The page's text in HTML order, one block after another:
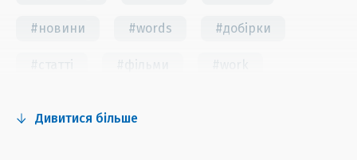
#новини #words #добірки
Дивитися більше